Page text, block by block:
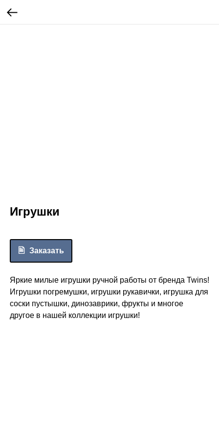
Игрушки
Заказать
Яркие милые игрушки ручной работы от бренда Twins!
Игрушки погремушки, игрушки рукавички, игрушка для
соски пустышки, динозаврики, фрукты и многое
другое в нашей коллекции игрушки!